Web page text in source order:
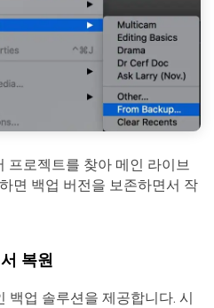
프로젝트를 찾아 메인 라이브
면 백업 버전을 보존하면서 작
복원
백업 솔루션을 제공합니다. 시